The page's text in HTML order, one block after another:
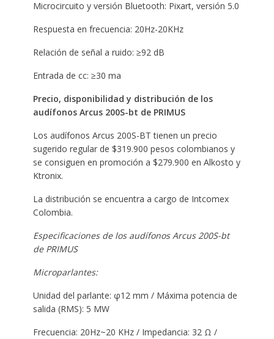
Microcircuito y versión Bluetooth: Pixart, versión 5.0
Respuesta en frecuencia: 20Hz-20KHz
Relación de señal a ruido: ≥92 dB
Entrada de cc: ≥30 ma
Precio, disponibilidad y distribución de los
audífonos Arcus 200S-bt de PRIMUS
Los audífonos Arcus 200S-BT tienen un precio
sugerido regular de $319.900 pesos colombianos y
se consiguen en promoción a $279.900 en Alkosto y
Ktronix.
La distribución se encuentra a cargo de Intcomex
Colombia.
Especificaciones de los audífonos Arcus 200S-bt
de PRIMUS
Microparlantes:
Unidad del parlante: φ12 mm / Máxima potencia de
salida (RMS): 5 MW
Frecuencia: 20Hz~20 KHz / Impedancia: 32 Ω /